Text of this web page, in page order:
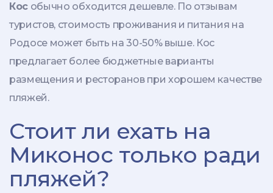
Кос обычно обходится дешевле. По отзывам
туристов, стоимость проживания и питания на
Родосе может быть на 30-50% выше. Кос
предлагает более бюджетные варианты
размещения и ресторанов при хорошем качестве
пляжей.
Стоит ли ехать на
Миконос только ради
пляжей?